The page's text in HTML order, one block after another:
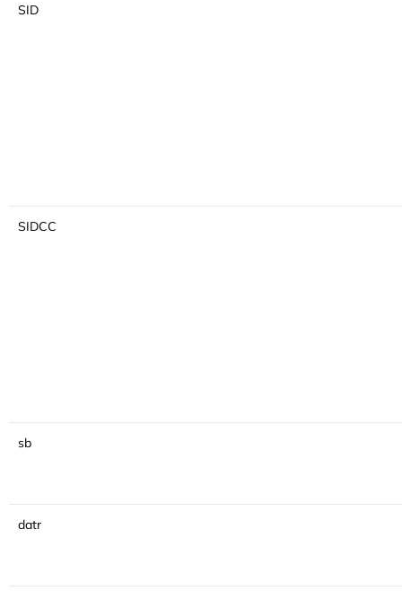
SID
SIDCC
sb
datr